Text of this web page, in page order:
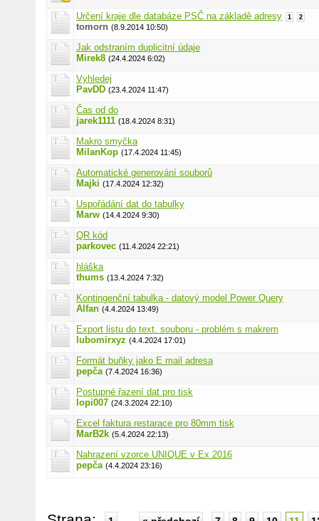
Určení kraje dle databáze PSČ na základě adresy 1 2
tomorn (8.9.2014 10:50)
Jak odstraním duplicitní údaje
Mirek8 (24.4.2024 6:02)
Vyhledej
PavDD (23.4.2024 11:47)
Čas od do
jarek1111 (18.4.2024 8:31)
Makro smyčka
MilanKop (17.4.2024 11:45)
Automatické generování souborů
Majki (17.4.2024 12:32)
Uspořádání dat do tabulky
Marw (14.4.2024 9:30)
QR kód
parkovec (11.4.2024 22:21)
hláška
thums (13.4.2024 7:32)
Kontingenční tabulka - datový model Power Query
Alfan (4.4.2024 13:49)
Export listu do text. souboru - problém s makrem
lubomirxyz (4.4.2024 17:01)
Formát buňky jako E mail adresa
pepča (7.4.2024 16:36)
Postupné řazení dat pro tisk
lopi007 (24.3.2024 22:10)
Excel faktura restarace pro 80mm tisk
MarB2k (5.4.2024 22:13)
Nahrazení vzorce UNIQUE v Ex 2016
pepča (4.4.2024 23:16)